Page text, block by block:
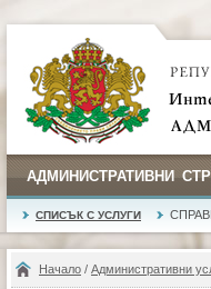
АДМИНИСТРАТИВНИ
СПИСЪК С УСЛУГИ
Начало / Административни